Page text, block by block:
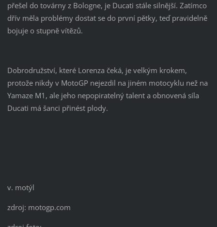
přešel do továrny z Bologne, je Ducati stále silnější. Zatímco
dřív měla problémy dostat se do první pětky, teď pravidelně
bojuje o stupně vítězů.
Dobrodružství, které Lorenza čeká, je velkým krokem,
protože nikdy v MotoGP nejezdil na jiném motocyklu než na
Yamaze M1, ale jeho nepopiratelný talent a obnovená síla
Ducati má šanci přinést plody.
v. motýl
zdroj: motogp.com